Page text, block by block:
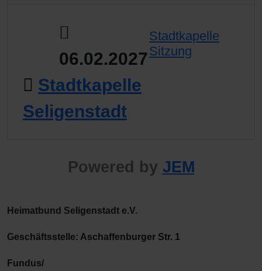
06.02.2027
Stadtkapelle
Sitzung
Stadtkapelle
Seligenstadt
Powered by JEM
Heimatbund Seligenstadt e.V.
Geschäftsstelle: Aschaffenburger Str. 1
Fundus/